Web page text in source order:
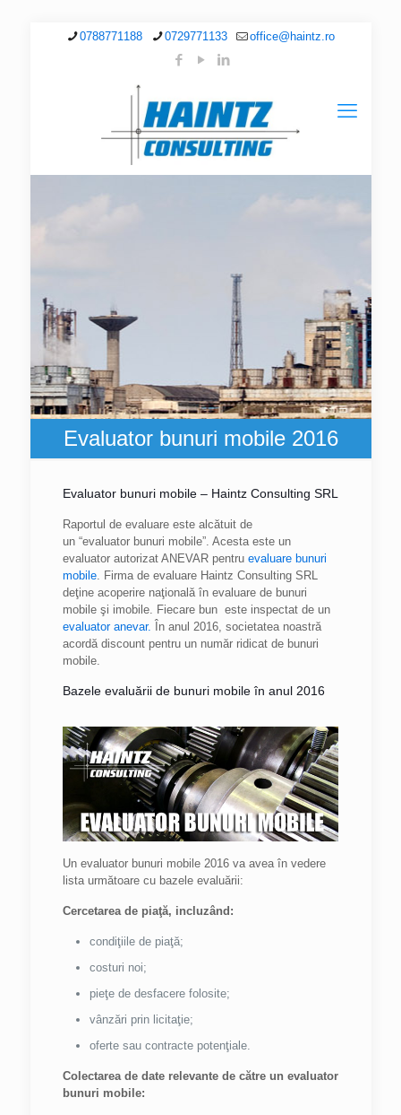
0788771188 0729771133 office@haintz.ro
Evaluator bunuri mobile 2016
Evaluator bunuri mobile – Haintz Consulting SRL
Raportul de evaluare este alcătuit de
un “evaluator bunuri mobile”. Acesta este un
evaluator autorizat ANEVAR pentru evaluare bunuri
mobile. Firma de evaluare Haintz Consulting SRL
deţine acoperire naţională în evaluare de bunuri
mobile şi imobile. Fiecare bun este inspectat de un
evaluator anevar. În anul 2016, societatea noastră
acordă discount pentru un număr ridicat de bunuri
mobile.
Bazele evaluării de bunuri mobile în anul 2016
Un evaluator bunuri mobile 2016 va avea în vedere
lista următoare cu bazele evaluării:
Cercetarea de piaţă, incluzând:
condiţiile de piaţă;
costuri noi;
pieţe de desfacere folosite;
vânzări prin licitaţie;
oferte sau contracte potenţiale.
Colectarea de date relevante de către un evaluator
bunuri mobile: